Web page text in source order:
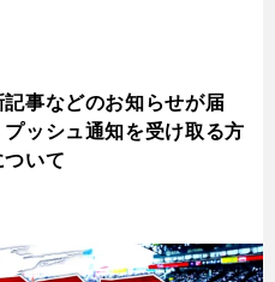
記事などのお知らせが届
ッシュ通知を受け取る方
いて